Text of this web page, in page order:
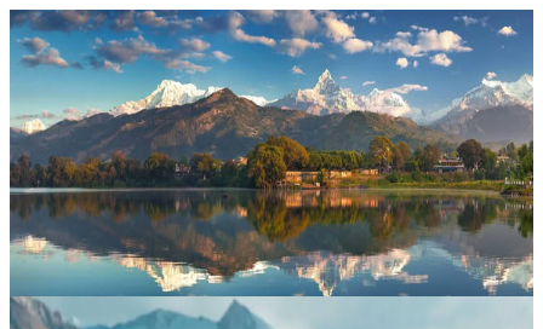
10 Giorni di Tour Yoga Spirituale in Nepal
Questo tour yoga di 10 giorni e 9 notti in Nepal è pensato per chi
desidera unire ricerca interiore, visite culturali leggere e momenti
immersi nella natura. L’itinerario attraversa Kathmandu, Chitwan...
990,00 USD
Kathmandu, Niger